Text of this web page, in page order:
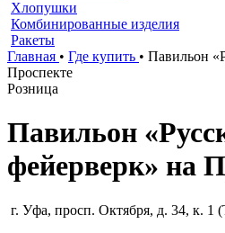
Хлопушки
Комбинированные изделия
Ракеты
Главная • Где купить • Павильон
Проспекте
Розница
Павильон
фейерверк» на
г. Уфа, просп. Октября, д. 34, к. 1